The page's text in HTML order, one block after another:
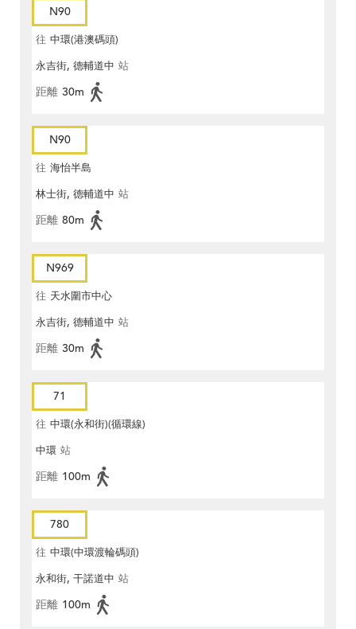
N90
往 中環(港澳碼頭)
永吉街, 德輔道中 站
距離 30m
N90
往 海怡半島
林士街, 德輔道中 站
距離 80m
N969
往 天水圍市中心
永吉街, 德輔道中 站
距離 30m
71
往 中環(永和街)(循環線)
中環 站
距離 100m
780
往 中環(中環渡輪碼頭)
永和街, 干諾道中 站
距離 100m